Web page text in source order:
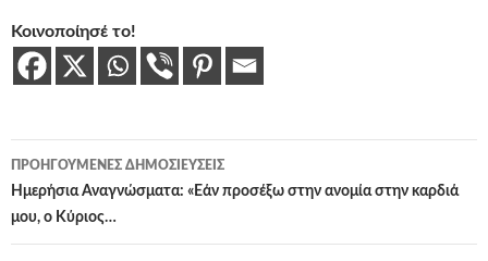
Κοινοποίησέ το!
Πλοήγηση
άρθρων
ΠΡΟΗΓΟΎΜΕΝΕΣ ΔΗΜΟΣΙΕΎΣΕΙΣ
Ημερήσια Αναγνώσματα: «Εάν προσέξω στην ανομία στην καρδιά
μου, ο Κύριος…